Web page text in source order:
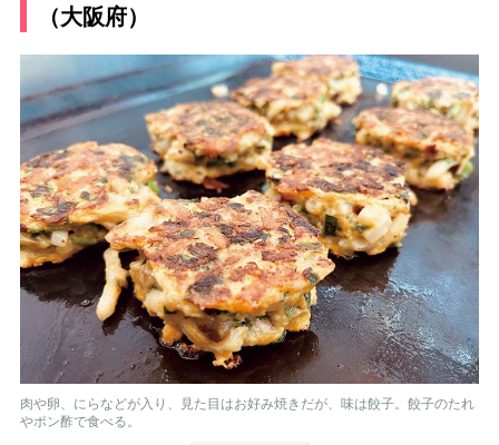
（大阪府）
肉や卵、にらなどが入り、見た目はお好み焼きだが、味は餃子。餃子のたれ
やポン酢で食べる。